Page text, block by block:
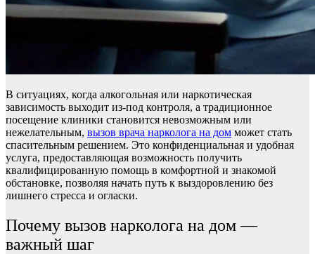
В ситуациях, когда алкогольная или наркотическая
зависимость выходит из-под контроля, а традиционное
посещение клиники становится невозможным или
нежелательным, вызов врача нарколога на дом может стать
спасительным решением. Это конфиденциальная и удобная
услуга, предоставляющая возможность получить
квалифицированную помощь в комфортной и знакомой
обстановке, позволяя начать путь к выздоровлению без
лишнего стресса и огласки.
Почему вызов нарколога на дом —
важный шаг